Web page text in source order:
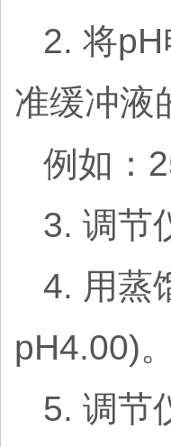
2. 将
准缓冲液
例如：
3. 调节
4. 用蒸
pH4.00)。
5. 调节